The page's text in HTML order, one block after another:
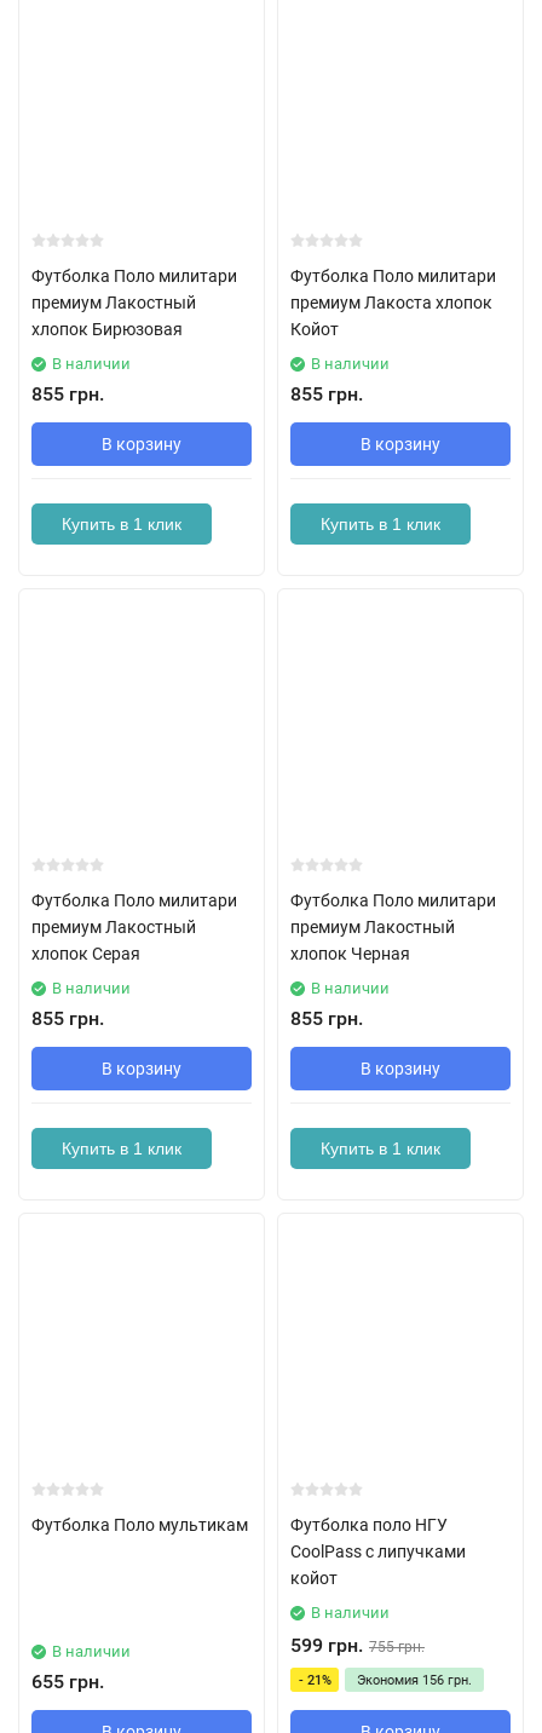
Футболка Поло милитари
премиум Лакостный
хлопок Бирюзовая
В наличии
855 грн.
В корзину
Купить в 1 клик
Футболка Поло милитари
премиум Лакоста хлопок
Койот
В наличии
855 грн.
В корзину
Купить в 1 клик
Футболка Поло милитари
премиум Лакостный
хлопок Серая
В наличии
855 грн.
В корзину
Купить в 1 клик
Футболка Поло милитари
премиум Лакостный
хлопок Черная
В наличии
855 грн.
В корзину
Купить в 1 клик
Футболка Поло мультикам
В наличии
655 грн.
Футболка поло НГУ
CoolPass с липучками
койот
В наличии
599 грн. 755 грн.
- 21% Экономия 156 грн.